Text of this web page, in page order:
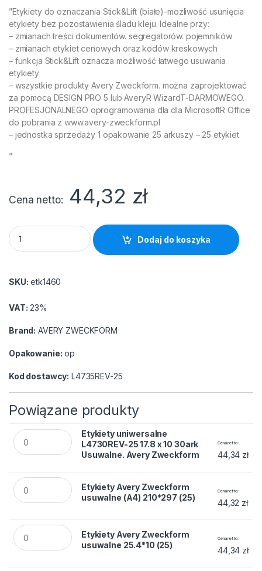
”Etykiety do oznaczania Stick&Lift (białe)-mozliwość usunięcia
etykiety bez pozostawienia śladu kleju. Idealne przy:
– zmianach treści dokumentów. segregatorów. pojemników.
– zmianach etykiet cenowych oraz kodów kreskowych
– funkcja Stick&Lift oznacza możliwość łatwego usuwania
etykiety
– wszystkie produkty Avery Zweckform. można zaprojektować
za pomocą DESIGN PRO 5 lub AveryR WizardT-DARMOWEGO.
PROFESJONALNEGO oprogramowania dla dla MicrosoftR Office
do pobrania z www.avery-zweckform.pl
– jednostka sprzedaży 1 opakowanie 25 arkuszy – 25 etykiet
”
Cena netto 44,32 zł
Etykiety Avery Zweckform usuwalne (A4) 210*297 (25)
Dodaj do koszyka
SKU: etk1460
VAT: 23%
Brand: AVERY ZWECKFORM
Opakowanie: op
Kod dostawcy: L4735REV-25
Powiązane produkty
Etykiety uniwersalne L4730REV-25 17.8 x 10 30ark
Etykiety uniwersalne
L4730REV-25 17.8 x 10 30ark
Usuwalne. Avery Zweckform
Cena netto
44,34 zł
Etykiety Avery Zweckform usuwalne (A4) 210*297 (25)
Etykiety Avery Zweckform
usuwalne (A4) 210*297 (25)
Cena netto
44,32 zł
Etykiety Avery Zweckform usuwalne 25.4*10 (25) quantity
Etykiety Avery Zweckform
usuwalne 25.4*10 (25)
Cena netto
44,34 zł